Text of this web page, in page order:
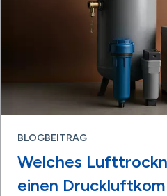
BLOGBEITRAG
Welches
einen